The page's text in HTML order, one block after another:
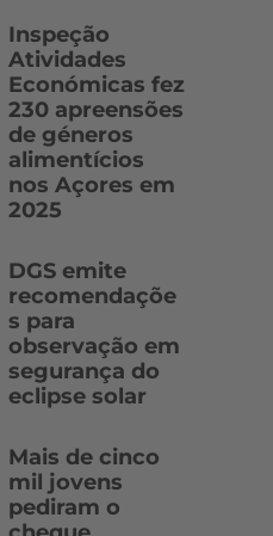
Inspeção
Atividades
Económicas fez
230 apreensões
de géneros
alimentícios
nos Açores em
2025
DGS emite
recomendaçõe
s para
observação em
segurança do
eclipse solar
Mais de cinco
mil jovens
pediram o